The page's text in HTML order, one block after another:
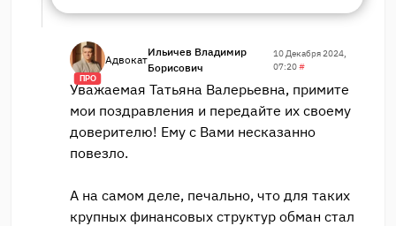
ПРО
Адвокат
Ильичев Владимир
Борисович
10 Декабря 2024,
07:20#
Уважаемая Татьяна Валерьевна, примите
мои поздравления и передайте их своему
доверителю! Ему с Вами несказанно
повезло.
А на самом деле, печально, что для таких
крупных финансовых структур обман стал